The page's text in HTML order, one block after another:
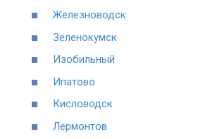
Железноводск
Зеленокумск
Изобильный
Ипатово
Кисловодск
Лермонтов